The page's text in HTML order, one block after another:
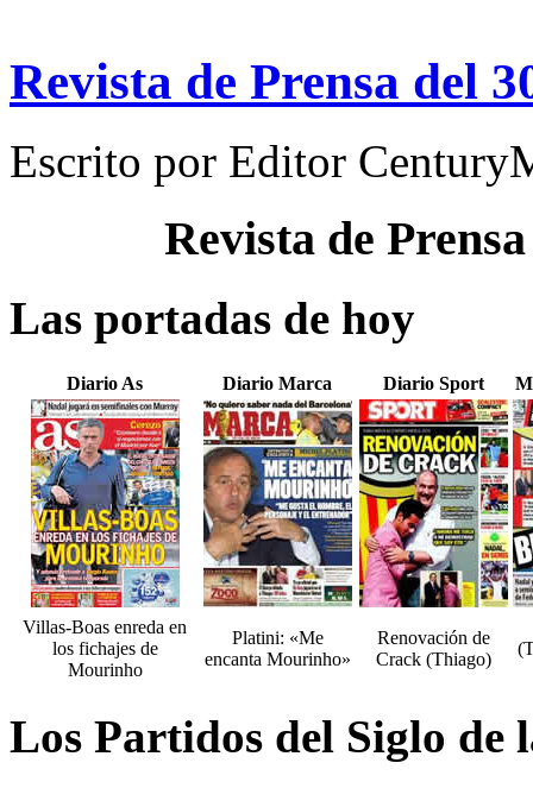
Revista de Prensa del
Escrito por Editor
Revista de
Las portadas de hoy
Diario As Diario Marca Diario Sport
Villas-Boas enreda en
los fichajes de
Mourinho
Platini: «Me
encanta Mourinho»
Renovación de
Crack (Thiago)
Los Partidos del Siglo de